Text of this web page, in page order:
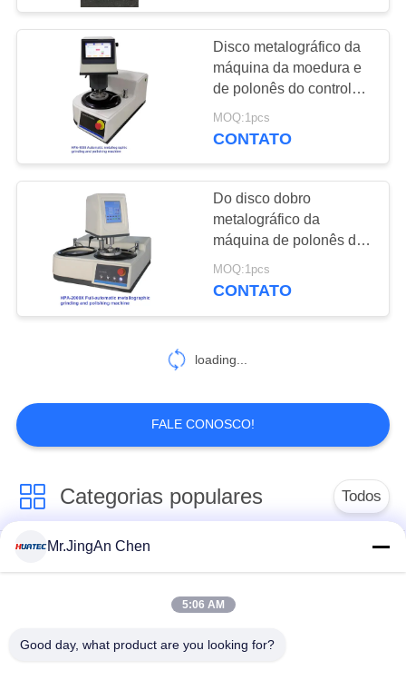
Teste de Partículas
Magnéticas
Equipamento de
redemoinho
38
Penetrante Testes
19
Disco metalográfico da
máquina da moedura e
de polonês do controle
do Plc de 6 amostras
único automático
MOQ:1pcs
CONTATO
Do disco dobro
metalográfico da
máquina de polonês das
amostras da carga 6 do
centro moedura
MOQ:1pcs
CONTATO
loading...
FALE CONOSCO!
Categorias populares Todos
Ultrasonic detector
medição de
espessura
Revestimento de
Mr.JingAn Chen
5:06 AM
Good day, what product are you looking for?